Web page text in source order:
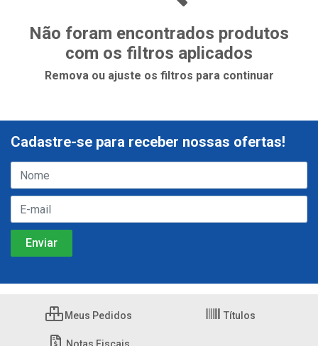
Não foram encontrados produtos
com os filtros aplicados
Remova ou ajuste os filtros para continuar
Cadastre-se para receber nossas ofertas!
Meus Pedidos Títulos